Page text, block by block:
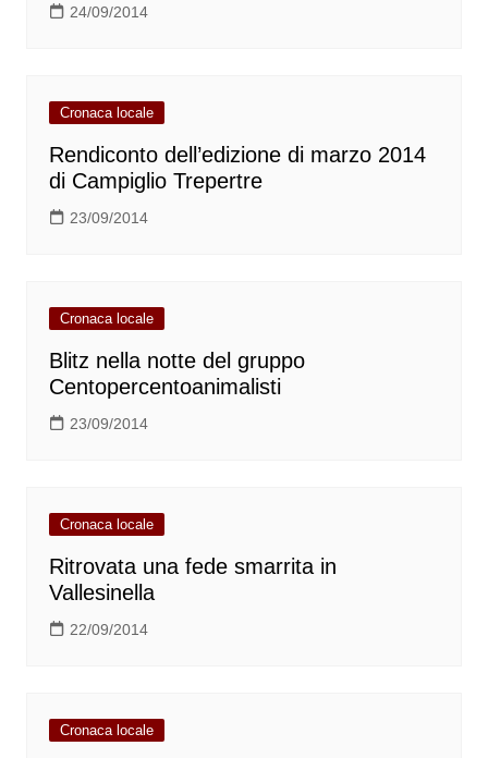
24/09/2014
Cronaca locale
Rendiconto dell’edizione di marzo 2014
di Campiglio Trepertre
23/09/2014
Cronaca locale
Blitz nella notte del gruppo
Centopercentoanimalisti
23/09/2014
Cronaca locale
Ritrovata una fede smarrita in
Vallesinella
22/09/2014
Cronaca locale